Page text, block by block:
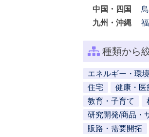
中国・四国
九州・沖縄
種類から
エネルギー・環境
住宅
健康・医
教育・子育て
研究開発/商品・
販路・需要開拓